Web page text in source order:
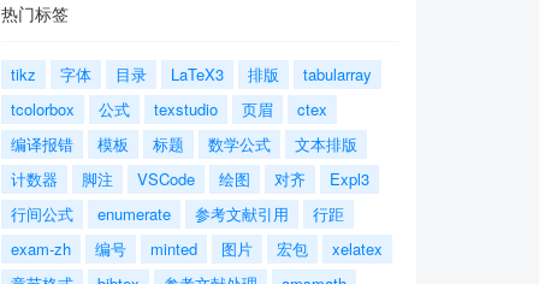
热门标签
tikz 字体 目录 LaTeX3 排版
tabularray
tcolorbox
公式 texstudio 页眉
ctex
编译报错
模板 标题 数学公式
文本排版
计数器
脚注 VSCode 绘图 对齐
Expl3
行间公式
enumerate 参考文献引用
行距
exam-zh
编号 minted 图片 宏包
xelatex